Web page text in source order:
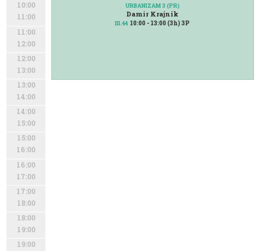
10:00
11:00
11:00
12:00
12:00
13:00
13:00
14:00
14:00
15:00
15:00
16:00
16:00
17:00
17:00
18:00
18:00
19:00
19:00
URBANIZAM 3 (PR)
Damir Krajnik
III.44 10:00 - 13:00 (3h) 3P